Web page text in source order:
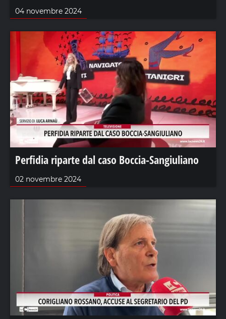
04 novembre 2024
Perfidia riparte dal caso Boccia-Sangiuliano
02 novembre 2024